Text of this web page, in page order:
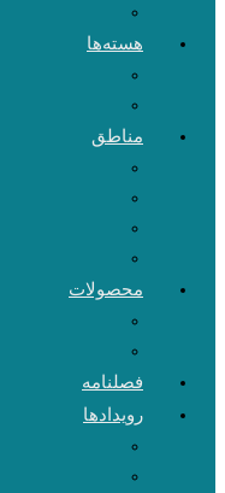
هسته‌ها
مناطق
محصولات
فصلنامه
رویدادها